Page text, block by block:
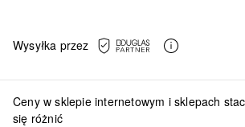
Wysyłka przez
Ceny w sklepie internetowym i sklepach
się różnić